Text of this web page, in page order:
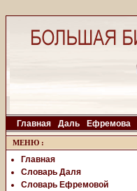
Главная Даль Ефремова
МЕНЮ :
Главная
Словарь Даля
Словарь Ефремовой